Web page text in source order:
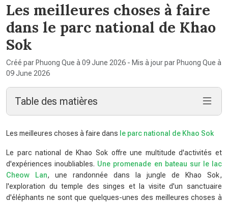
Les meilleures choses à faire
dans le parc national de Khao
Sok
Créé par Phuong Que à 09 June 2026 - Mis à jour par Phuong Que à
09 June 2026
Table des matières
Les meilleures choses à faire dans le parc national de Khao Sok
Le parc national de Khao Sok offre une multitude d'activités et
d'expériences inoubliables. Une promenade en bateau sur le lac
Cheow Lan, une randonnée dans la jungle de Khao Sok,
l'exploration du temple des singes et la visite d'un sanctuaire
d'éléphants ne sont que quelques-unes des meilleures choses à